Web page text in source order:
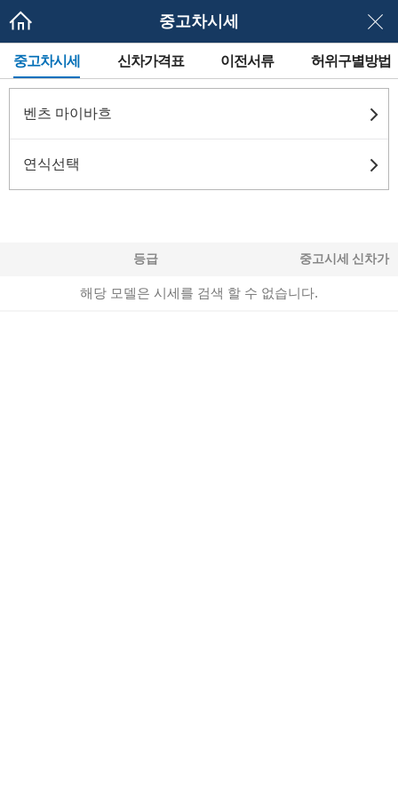
중고차시세
메
뉴
네
이
션
중고차시세 신차가격표 이전서류 허위구별방법
벤츠 마이바흐
연식선택
등급 중고시세 신차가
해당 모델은 시세를 검색 할 수 없습니다.